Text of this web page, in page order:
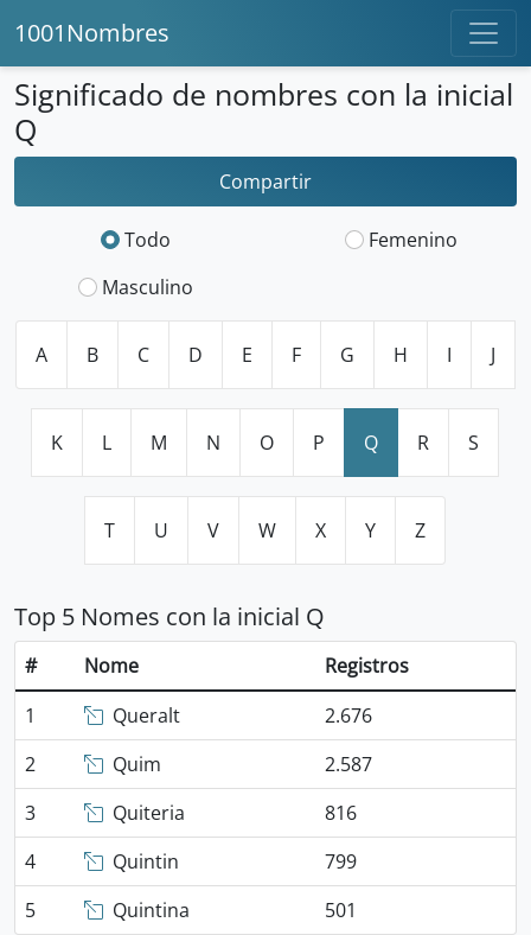
1001Nombres
Significado de nombres con la inicial
Q
Compartir
Todo
Femenino
Masculino
A B C D E F G H I J
K L M N O P Q R S
T U V W X Y Z
Top 5 Nomes con la inicial Q
# Nome
Registros
1
Queralt
2.676
2
Quim
2.587
3
Quiteria
816
4
Quintin
799
5
Quintina 501